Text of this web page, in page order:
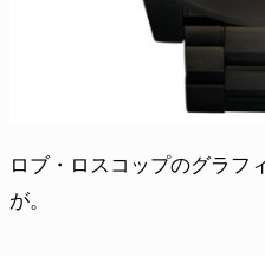
ロブ・ロスコップのグラフ
が。